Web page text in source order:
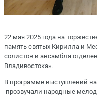
22 мая 2025 года на
память святых Кирилла и
солистов и ансамбля
Владивостока».
В программе выступлений
прозвучали народные